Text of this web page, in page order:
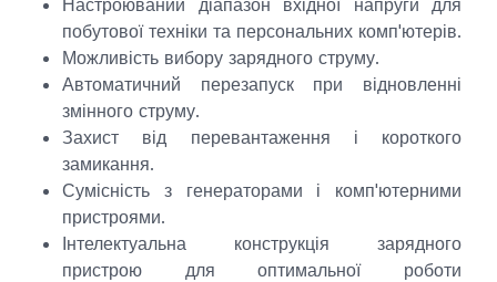
Настроюваний діапазон вхідної напруги для
побутової техніки та персональних комп'ютерів.
Можливість вибору зарядного струму.
Автоматичний перезапуск при відновленні
змінного струму.
Захист від перевантаження і короткого
замикання.
Сумісність з генераторами і комп'ютерними
пристроями.
Інтелектуальна конструкція зарядного
пристрою для оптимальної роботи